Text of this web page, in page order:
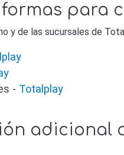
para
y de las sucursales de
- Totalplay
adicional